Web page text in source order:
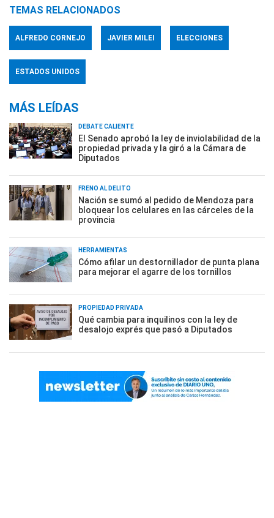
TEMAS RELACIONADOS
ALFREDO CORNEJO JAVIER MILEI ELECCIONES
ESTADOS UNIDOS
MÁS LEÍDAS
DEBATE CALIENTE
El Senado aprobó la ley de inviolabilidad de la
propiedad privada y la giró a la Cámara de
Diputados
FRENO AL DELITO
Nación se sumó al pedido de Mendoza para
bloquear los celulares en las cárceles de la
provincia
HERRAMIENTAS
Cómo afilar un destornillador de punta plana
para mejorar el agarre de los tornillos
PROPIEDAD PRIVADA
Qué cambia para inquilinos con la ley de
desalojo exprés que pasó a Diputados